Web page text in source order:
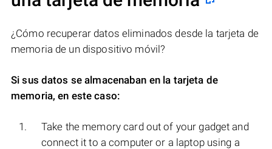
¿Cómo recuperar datos eliminados desde la tarjeta de
memoria de un dispositivo móvil?
Si sus datos se almacenaban en la tarjeta de
memoria, en este caso:
Take the memory card out of your gadget and
connect it to a computer or a laptop using a